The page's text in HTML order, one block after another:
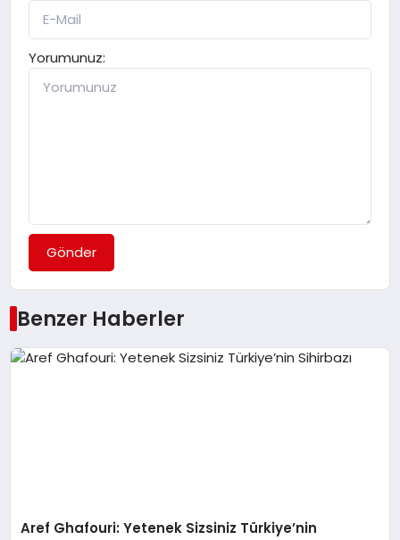
Yorumunuz:
Gönder
Benzer Haberler
Aref Ghafouri: Yetenek Sizsiniz Türkiye’nin